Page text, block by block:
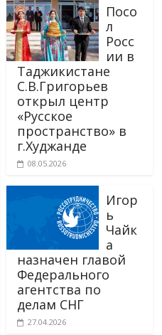
Посо
л
Росс
ии в
Таджикистане
С.В.Григорьев
открыл центр
«Русское
пространство» в
г.Худжанде
08.05.2026
Игор
ь
Чайк
а
назначен главой
Федерального
агентства по
делам СНГ
27.04.2026